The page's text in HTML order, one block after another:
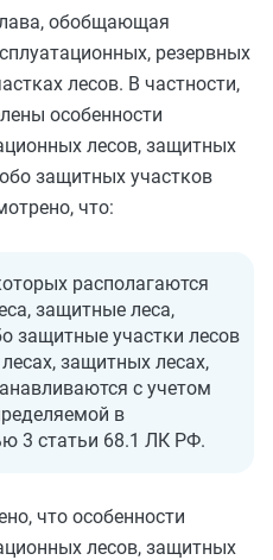
обобщающая
резервных
лесов. В частности,
особенности
лесов, защитных
защитных участков
что:
располагаются
защитные леса,
защитные участки лесов
защитных лесах,
с учетом
в
3 статьи 68.1 ЛК РФ.
что особенности
лесов, защитных